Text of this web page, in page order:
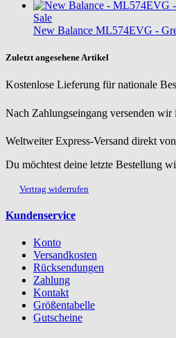
Sale
New Balance ML574EVG -
Zuletzt angesehene Artikel
Kostenlose Lieferung für nationale
Nach Zahlungseingang versenden
Weltweiter Express-Versand direkt
Du möchtest deine letzte Bestellung
Vertrag widerrufen
Kundenservice
Konto
Versandkosten
Rücksendungen
Zahlung
Kontakt
Größentabelle
Gutscheine